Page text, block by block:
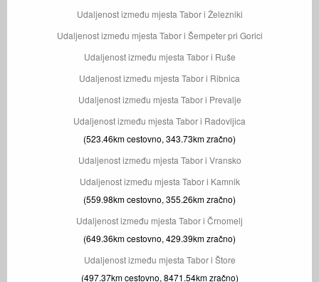
Udaljenost između mjesta Tabor i Železniki
Udaljenost između mjesta Tabor i Šempeter pri Gorici
Udaljenost između mjesta Tabor i Ruše
Udaljenost između mjesta Tabor i Ribnica
Udaljenost između mjesta Tabor i Prevalje
Udaljenost između mjesta Tabor i Radovljica
(523.46km cestovno, 343.73km zračno)
Udaljenost između mjesta Tabor i Vransko
Udaljenost između mjesta Tabor i Kamnik
(559.98km cestovno, 355.26km zračno)
Udaljenost između mjesta Tabor i Črnomelj
(649.36km cestovno, 429.39km zračno)
Udaljenost između mjesta Tabor i Štore
(497.37km cestovno, 8471.54km zračno)